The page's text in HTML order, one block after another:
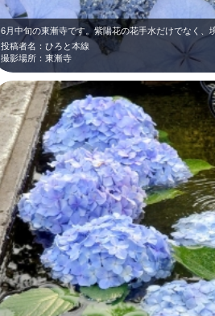
投稿者名：ひろと本線
撮影場所：東漸寺